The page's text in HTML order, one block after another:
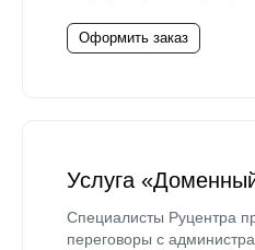
Оформить заказ
Услуга
Специалисты Руцентра
переговоры с